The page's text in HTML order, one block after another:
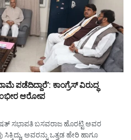
ಪಡೆದಿದ್ದಾರೆ’: ಕಾಂಗ್ರೆಸ್ ವಿರುದ್ಧ
ಆರೋಪ
ಸಭಾಪತಿ ಬಸವರಾಜ ಹೊರಟ್ಟಿ ಅವರ
ಅವರನ್ನು ಒತ್ತಡ ಹೇರಿ ಹಾಗೂ